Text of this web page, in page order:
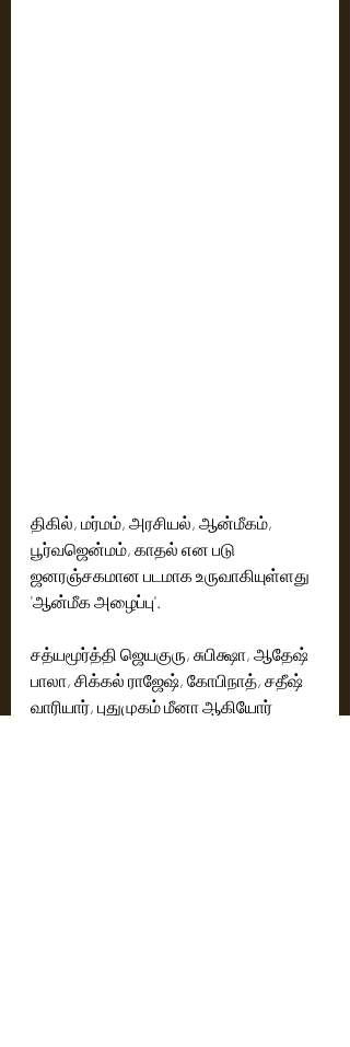
திகில், மர்மம், அரசியல், ஆன்மீகம்,
பூர்வஜென்மம், காதல் என படு
ஜனரஞ்சகமான படமாக உருவாகியுள்ளது
'ஆன்மீக அழைப்பு'.
சத்யமூர்த்தி ஜெயகுரு, சுபிக்ஷா, ஆதேஷ்
பாலா, சிக்கல் ராஜேஷ், கோபிநாத், சதீஷ்
வாரியார், புதுமுகம் மீனா ஆகியோர்